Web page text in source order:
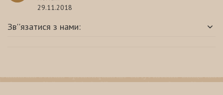
29.11.2018
Зв''язатися з нами: